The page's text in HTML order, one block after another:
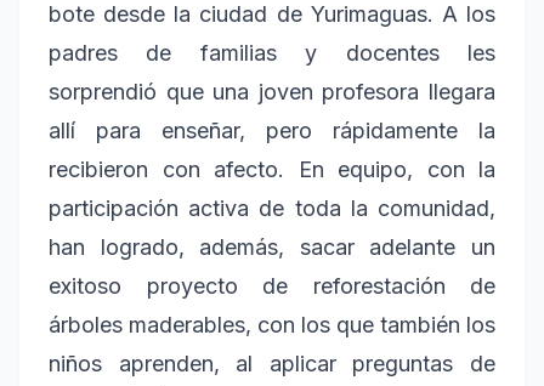
bote desde la ciudad de Yurimaguas. A los
padres de familias y docentes les
sorprendió que una joven profesora llegara
allí para enseñar, pero rápidamente la
recibieron con afecto. En equipo, con la
participación activa de toda la comunidad,
han logrado, además, sacar adelante un
exitoso proyecto de reforestación de
árboles maderables, con los que también los
niños aprenden, al aplicar preguntas de